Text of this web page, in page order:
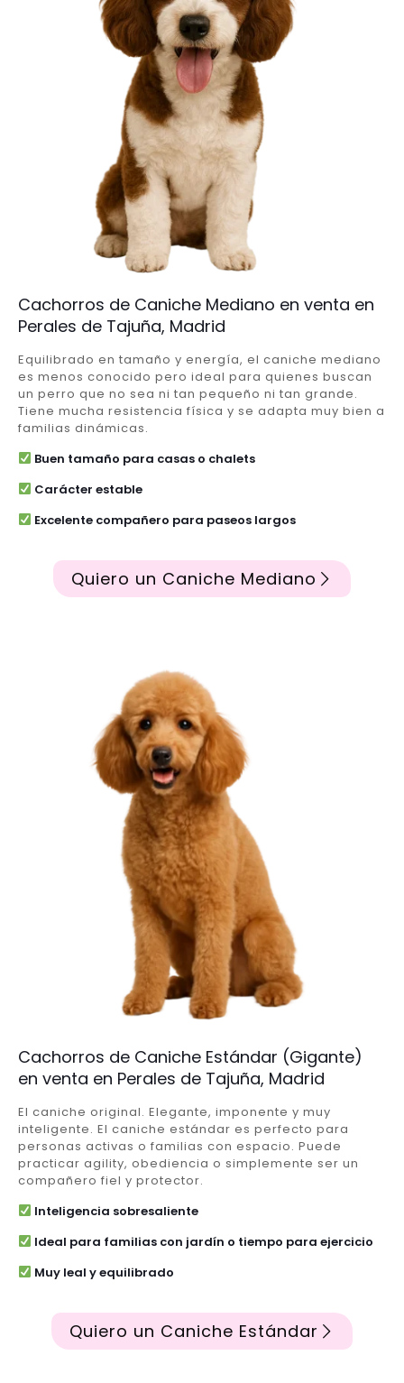
Cachorros de Caniche Mediano en venta en
Perales de Tajuña, Madrid
Equilibrado en tamaño y energía, el caniche mediano
es menos conocido pero ideal para quienes buscan
un perro que no sea ni tan pequeño ni tan grande.
Tiene mucha resistencia física y se adapta muy bien a
familias dinámicas.
Buen tamaño para casas o chalets
Carácter estable
Excelente compañero para paseos largos
Quiero un Caniche Mediano
Cachorros de Caniche Estándar (Gigante)
en venta en Perales de Tajuña, Madrid
El caniche original. Elegante, imponente y muy
inteligente. El caniche estándar es perfecto para
personas activas o familias con espacio. Puede
practicar agility, obediencia o simplemente ser un
compañero fiel y protector.
Inteligencia sobresaliente
Ideal para familias con jardín o tiempo para ejercicio
Muy leal y equilibrado
Quiero un Caniche Estándar